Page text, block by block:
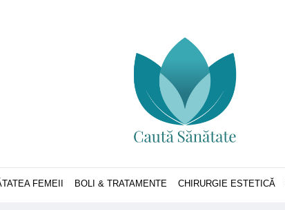
FEMEII BOLI & TRATAMENTE CHIRURGIE ESTETICĂ